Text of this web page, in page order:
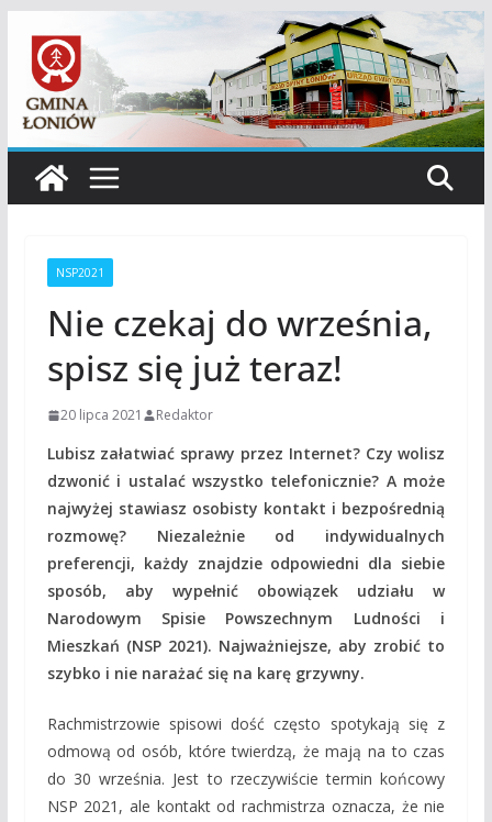
treści
NSP2021
Nie czekaj do września,
spisz się już teraz!
20 lipca 2021 Redaktor
Lubisz załatwiać sprawy przez Internet? Czy wolisz
dzwonić i ustalać wszystko telefonicznie? A może
najwyżej stawiasz osobisty kontakt i bezpośrednią
rozmowę? Niezależnie od indywidualnych
preferencji, każdy znajdzie odpowiedni dla siebie
sposób, aby wypełnić obowiązek udziału w
Narodowym Spisie Powszechnym Ludności i
Mieszkań (NSP 2021). Najważniejsze, aby zrobić to
szybko i nie narażać się na karę grzywny.
Rachmistrzowie spisowi dość często spotykają się z
odmową od osób, które twierdzą, że mają na to czas
do 30 września. Jest to rzeczywiście termin końcowy
NSP 2021, ale kontakt od rachmistrza oznacza, że nie